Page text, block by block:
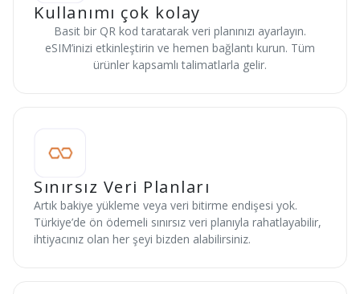
Kullanımı çok kolay
Basit bir QR kod taratarak veri planınızı ayarlayın.
eSIM’inizi etkinleştirin ve hemen bağlantı kurun. Tüm
ürünler kapsamlı talimatlarla gelir.
Sınırsız Veri Planları
Artık bakiye yükleme veya veri bitirme endişesi yok.
Türkiye’de ön ödemeli sınırsız veri planıyla rahatlayabilir,
ihtiyacınız olan her şeyi bizden alabilirsiniz.